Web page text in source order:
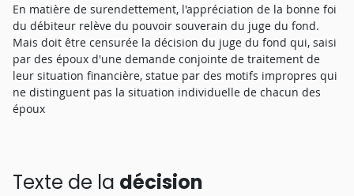
En matière de surendettement, l'appréciation de la bonne foi
du débiteur relève du pouvoir souverain du juge du fond.
Mais doit être censurée la décision du juge du fond qui, saisi
par des époux d'une demande conjointe de traitement de
leur situation financière, statue par des motifs impropres qui
ne distinguent pas la situation individuelle de chacun des
époux
Texte de la décision